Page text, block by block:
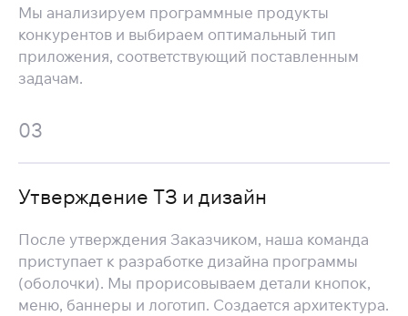
Мы анализируем программные продукты
конкурентов и выбираем оптимальный тип
приложения, соответствующий поставленным
задачам.
03
Утверждение ТЗ и дизайн
После утверждения Заказчиком, наша команда
приступает к разработке дизайна программы
(оболочки). Мы прорисовываем детали кнопок,
меню, баннеры и логотип. Создается архитектура.